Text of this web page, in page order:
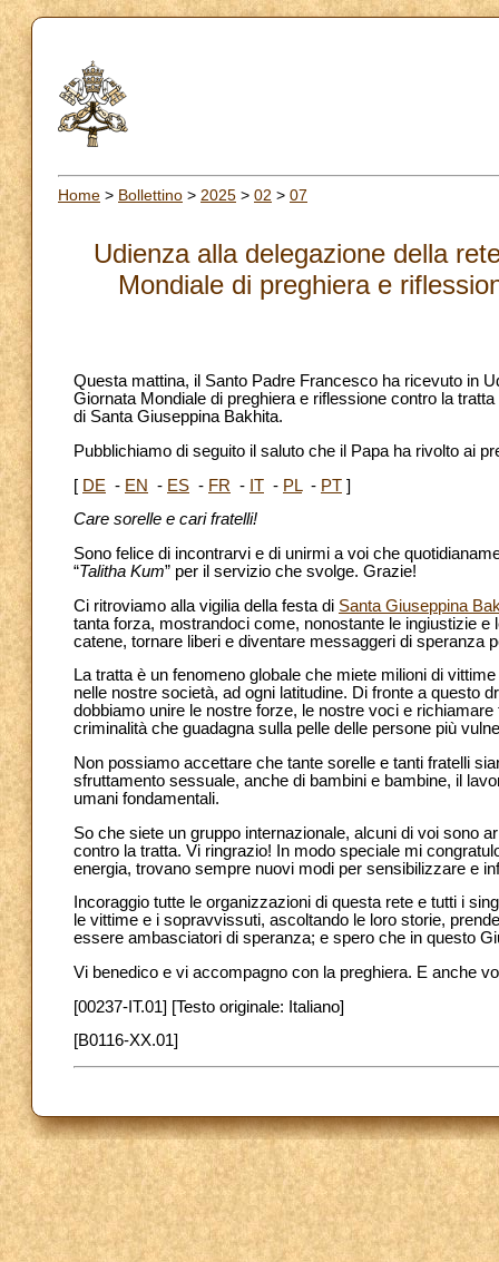
Home > Bollettino > 2025 > 02 > 07
Udienza alla delegazione della
Mondiale di preghiera e
Questa mattina, il Santo Padre Francesco ha ricevuto in
Giornata Mondiale di preghiera e riflessione contro la
di Santa Giuseppina Bakhita.
Pubblichiamo di seguito il saluto che il Papa ha rivolto ai
[ DE - EN - ES - FR - IT - PL- PT ]
Care sorelle e cari fratelli!
Sono felice di incontrarvi e di unirmi a voi che
“Talitha Kum” per il servizio che svolge. Grazie!
Ci ritroviamo alla vigilia della festa di Santa Giuseppina
tanta forza, mostrandoci come, nonostante le ingiustizie
catene, tornare liberi e diventare messaggeri di speranza
La tratta è un fenomeno globale che miete milioni di
nelle nostre società, ad ogni latitudine. Di fronte a questo
dobbiamo unire le nostre forze, le nostre voci e
criminalità che guadagna sulla pelle delle persone più
Non possiamo accettare che tante sorelle e tanti fratelli
sfruttamento sessuale, anche di bambini e bambine, il
umani fondamentali.
So che siete un gruppo internazionale, alcuni di voi sono
contro la tratta. Vi ringrazio! In modo speciale mi
energia, trovano sempre nuovi modi per sensibilizzare e
Incoraggio tutte le organizzazioni di questa rete e tutti i
le vittime e i sopravvissuti, ascoltando le loro storie,
essere ambasciatori di speranza; e spero che in questo
Vi benedico e vi accompagno con la preghiera. E anche
[00237-IT.01] [Testo originale: Italiano]
[B0116-XX.01]